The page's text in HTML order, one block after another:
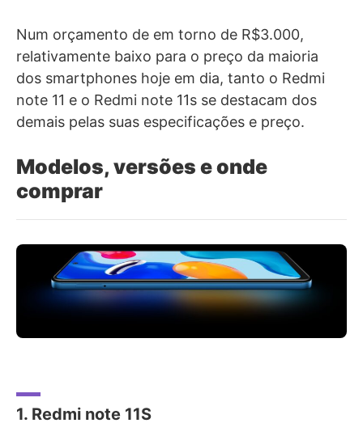
Num orçamento de em torno de R$3.000,
relativamente baixo para o preço da maioria
dos smartphones hoje em dia, tanto o Redmi
note 11 e o Redmi note 11s se destacam dos
demais pelas suas especificações e preço.
Modelos, versões e onde
comprar
1. Redmi note 11S